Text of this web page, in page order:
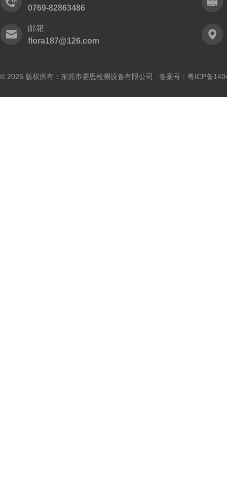
0769-82863486
邮箱
flora187@126.com
© 2026 版权所有：东莞市赛思检测设备有限公司 备案号： 粤ICP备